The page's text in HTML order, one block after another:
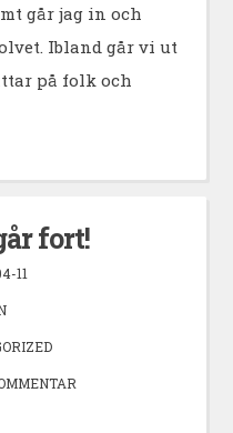
går jag in och
Ibland går vi ut
på folk och
fort!
11